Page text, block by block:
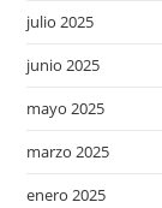
julio 2025
junio 2025
mayo 2025
marzo 2025
enero 2025